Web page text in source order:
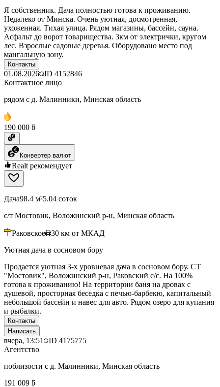
Я собственник. Дача полностью готова к проживанию.
Недалеко от Минска. Очень уютная, досмотренная,
ухоженная. Тихая улица. Рядом магазины, бассейн, сауна.
Асфальт до ворот товарищества. 3км от электрички, кругом
лес. Взрослые садовые деревья. Оборудовано место под
мангальную зону.
Контакты
01.08.2026 ID 4152846
Контактное лицо
рядом с д. Малинники, Минская область
190 000 ƃ
Конвертер валют
Realt рекомендует
Дача98.4 м²5.04 соток
с/т Мостовик, Воложинский р-н, Минская область
Раковское 30 км от МКАД
Уютная дача в сосновом бору
Продается уютная 3-х уровневая дача в сосновом бору. СТ
"Мостовик", Воложинский р-н, Раковский с/с. На 100%
готова к проживанию! На территории баня на дровах с
душевой, просторная беседка с печью-барбекю, капитальный
небольшой бассейн и навес для авто. Рядом озеро для купания
и рыбалки.
Контакты
Написать
вчера, 13:51 ID 4175775
Агентство
поблизости с д. Малинники, Минская область
191 009 ƃ